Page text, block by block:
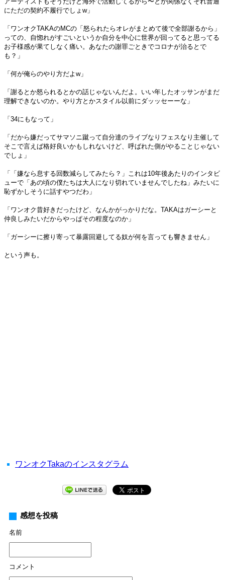
にただの契約不履行でしょw」
「ワンオクTAKAのMCの「怒られたらオレがまとめて後で全部謝るから」
っての、自惚れがすごいというか自分を中心に世界が回ってると思ってる
お子様感が果てしなく痛い。あなたの謝罪ごときでコロナが治るとで
も？」
「何が俺らのやり方だよw」
「謝るとか怒られるとかの話じゃないんだよ。いい年したオッサンがまだ
理解できないのか。やり方とかスタイル以前にダッッセーーな」
「34にもなって」
「だから嫌だってサマソニ蹴って自分達のライブなりフェスなり主催して
そこで言えば格好良いかもしれないけど、呼ばれた側がやることじゃない
でしょ」
「「嫌なら息する回数減らしてみたら？」これは10年後あたりのインタビ
ューで「あの頃の僕たちは大人になり切れていませんでしたね」みたいに
恥ずかしそうに話すやつだわ」
「ワンオク昔好きだったけど、なんかがっかりだな。TAKAはガーシーと
仲良しみたいだからやっぱその程度なのか」
「ガーシーに擦り寄って暴露回避してる奴が何を言っても響きません」
という声も。
ワンオクTakaのインスタグラム
感想を投稿
名前
コメント